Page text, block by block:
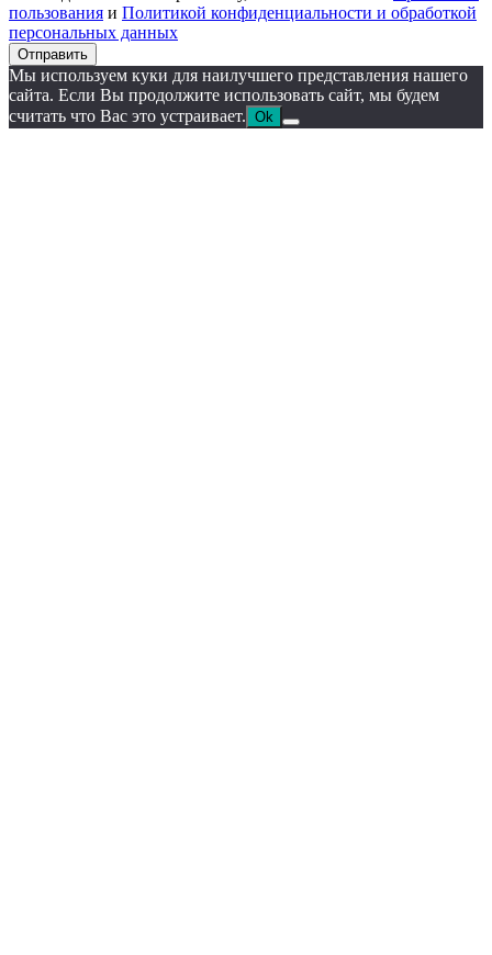
пользования и Политикой конфиденциальности и обработкой
персональных данных
Отправить
Мы используем куки для наилучшего представления нашего
сайта. Если Вы продолжите использовать сайт, мы будем
считать что Вас это устраивает. Ok